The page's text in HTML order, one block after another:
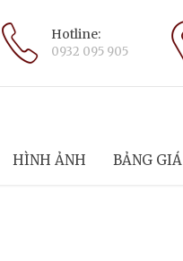
Hotline:
0932 095 905
HÌNH ẢNH BẢNG GIÁ